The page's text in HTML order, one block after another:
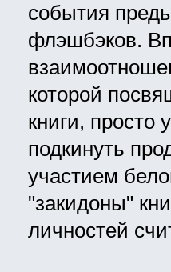
события
флэшбэков.
которой
книги,
подкинуть
участием
"закидоны"
личностей